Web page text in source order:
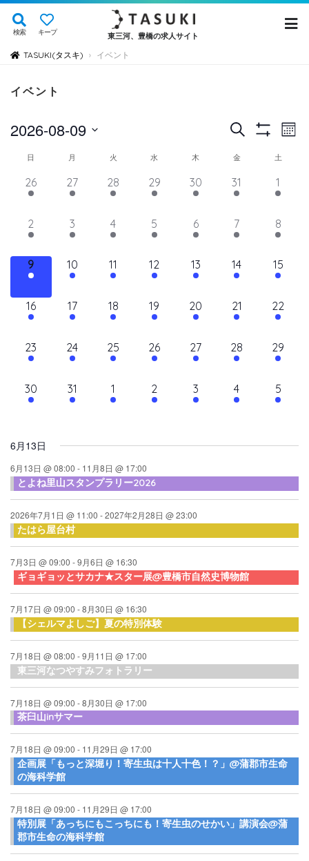
検索 キープ 東三河、豊橋の求人サイト
TASUKI(タスキ) › イベント
イベント
イ
ベ
ン
ト
を
検
索
て
ビ
ゲ
ー
ョ
ン
を
表
示
検
Filters
イ
2026-08-09
イ
ベ
ト
の
カ
レ
ン
ダ
ー
日 月 火 水 木 金 土
14
イ
ン
26
11
イ
ン
27
11
イ
ン
28
11
イ
ン
29
11
イ
ン
30
11
イ
ン
31
12
イ
ン
1
11
イ
ベ
ン
2
11
イ
ン
3
11
イ
ン
4
11
イ
ン
5
11
イ
ン
6
11
イ
ン
7
11
イ
ン
8
12
イ
ベ
ン
9
10
イ
ン
10
10
イ
ン
11
10
イ
ン
12
10
イ
ン
13
10
イ
ン
14
10
イ
ン
15
10
イ
ン
16
9
イ
ン
17
9
イ
ン
18
9
イ
ン
19
9
イ
ン
20
9
イ
ン
21
10
イ
ン
22
10
イ
ン
23
10
イ
ン
24
9
イ
ン
25
9
イ
ン
26
10
イ
ン
27
9
イ
ン
28
10
イ
ン
29
10
イ
ト,
30
6
イ
31
6
イ
1
6
イ
2
6
イ
3
6
イ
4
6
イ
5
6月13日
6月13日 @ 08:00 - 11月8日 @ 17:00
とよね里山スタンプラリー2026
2026年7月1日 @ 11:00 -2027年2月28日 @ 23:00
たはら屋台村
7月3日 @ 09:00 -9月6日 @ 16:30
ギョギョッとサカナ★スター展@豊橋市自然史博物館
7月17日 @ 09:00 -8月30日 @ 16:30
【シェルマよしご】夏の特別体験
7月18日 @ 08:00 -9月11日 @ 17:00
東三河なつやすみフォトラリー
7月18日 @ 09:00 -8月30日 @ 17:00
茶臼山inサマー
7月18日 @ 09:00 - 11月29日 @ 17:00
企画展「もっと深堀り！寄生虫は十人十色！？」@蒲郡市生命
の海科学館
7月18日 @ 09:00 - 11月29日 @ 17:00
特別展「あっちにもこっちにも！寄生虫のせかい」講演会@蒲
郡市生命の海科学館